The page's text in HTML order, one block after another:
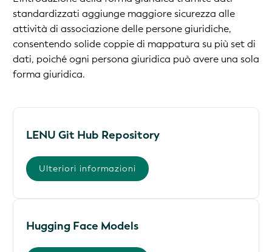
standardizzati aggiunge maggiore sicurezza alle
attività di associazione delle persone giuridiche,
consentendo solide coppie di mappatura su più set di
dati, poiché ogni persona giuridica può avere una sola
forma giuridica.
LENU Git Hub Repository
Ulteriori informazioni
Hugging Face Models